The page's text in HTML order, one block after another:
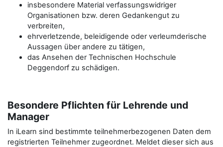
insbesondere Material verfassungswidriger
Organisationen bzw. deren Gedankengut zu
verbreiten,
ehrverletzende, beleidigende oder verleumderische
Aussagen über andere zu tätigen,
das Ansehen der Technischen Hochschule
Deggendorf zu schädigen.
Besondere Pflichten für Lehrende und
Manager
In iLearn sind bestimmte teilnehmerbezogenen Daten dem
registrierten Teilnehmer zugeordnet. Meldet dieser sich aus